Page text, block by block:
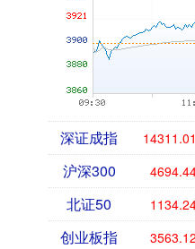
深证成指 14311.01
沪深300
北证50
创业板指 3563.12